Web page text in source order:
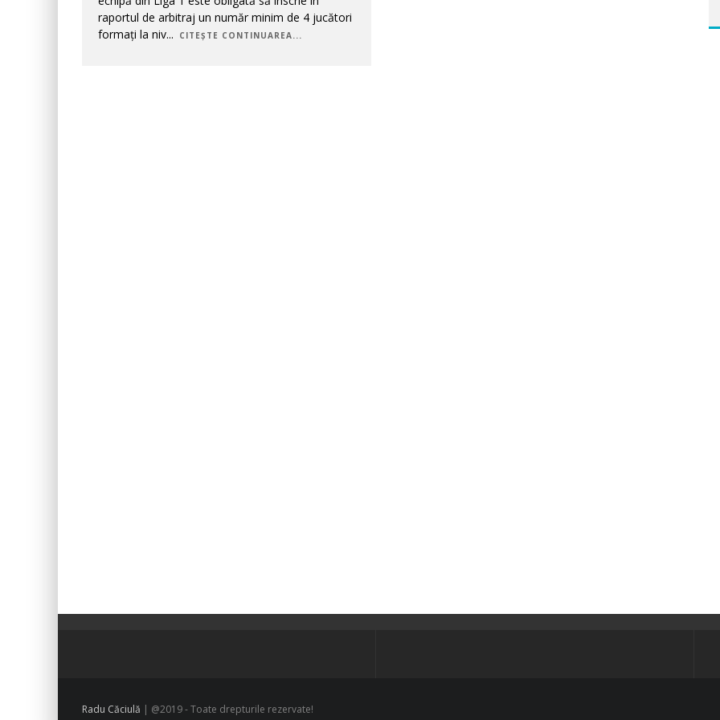
raportul de arbitraj un număr minim de 4 jucători
formați la niv... CITEȘTE CONTINUAREA...
Radu Căciulă | @2019 - Toate drepturile rezervate!